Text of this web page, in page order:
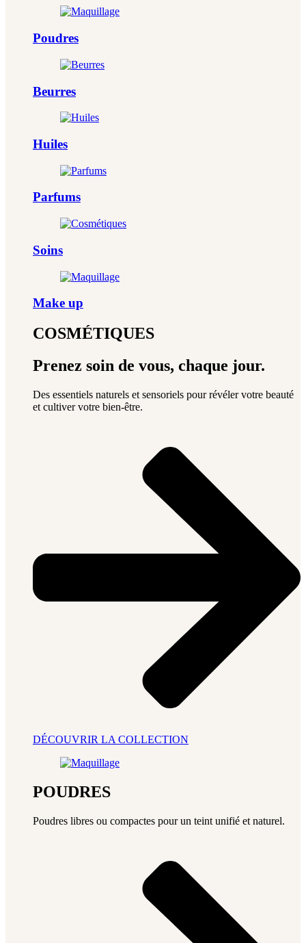
Poudres
Beurres
Huiles
Parfums
Soins
Make up
COSMÉTIQUES
Prenez soin de vous, chaque jour.
Des essentiels naturels et sensoriels pour révéler votre beauté
et cultiver votre bien-être.
DÉCOUVRIR LA COLLECTION
POUDRES
Poudres libres ou compactes pour un teint unifié et naturel.